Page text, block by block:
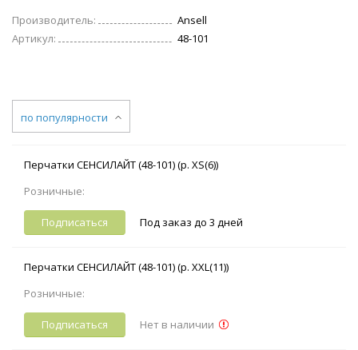
Производитель:
Ansell
Артикул:
48-101
по популярности
Перчатки СЕНСИЛАЙТ (48-101) (р. XS(6))
Розничные:
Подписаться Под заказ до 3 дней
Перчатки СЕНСИЛАЙТ (48-101) (р. XXL(11))
Розничные:
Подписаться Нет в наличии